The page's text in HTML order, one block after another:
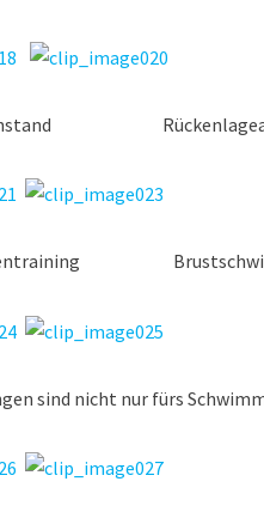
sind nicht nur fürs